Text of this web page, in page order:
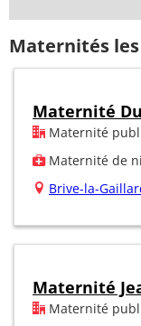
Maternités les
Maternité
Maternité
Maternité de
Brive-la-
Maternité
Maternité